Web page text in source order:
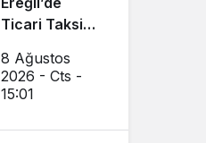
Ticari Taksi
Çarpıştı
8 Ağustos
2026 - Cts -
15:01